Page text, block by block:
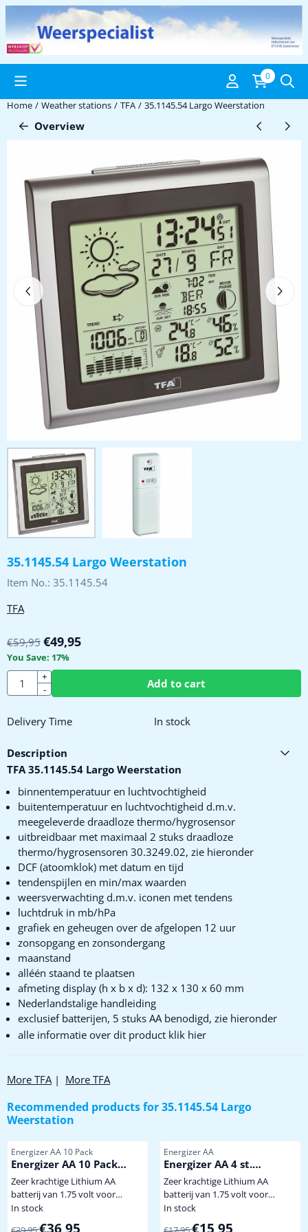
Cookie preferences are available. Choose settings or allow all
0
Home / Weather stations / TFA / 35.1145.54 Largo Weerstation
Overview
35.1145.54 Largo Weerstation
Item No.: 35.1145.54
TFA
€59,95 €49,95
You Save: 17%
Quantity
+
-
Add to cart
Delivery Time In stock
Description
TFA 35.1145.54 Largo Weerstation
binnentemperatuur en luchtvochtigheid
buitentemperatuur en luchtvochtigheid d.m.v.
meegeleverde draadloze thermo/hygrosensor
uitbreidbaar met maximaal 2 stuks draadloze
thermo/hygrosensoren 30.3249.02, zie hieronder
DCF (atoomklok) met datum en tijd
tendenspijlen en min/max waarden
weersverwachting d.m.v. iconen met tendens
luchtdruk in mb/hPa
grafiek en geheugen over de afgelopen 12 uur
zonsopgang en zonsondergang
maanstand
alléén staand te plaatsen
afmeting display (h x b x d): 132 x 130 x 60 mm
Nederlandstalige handleiding
exclusief batterijen, 5 stuks AA benodigd, zie hieronder
alle informatie over dit product klik hier
More TFA | More TFA
Recommended products for35.1145.54 Largo
Weerstation
Item number
Energizer AA 10 Pack
Energizer AA 10 Pack
Extreem krachtige
Winterbestendige
Lithium Batterij
Zeer krachtige Lithium AA
batterij van 1.75 volt voor
gebruik onder extreem zware
In stock
From 39,95 for 36,95
Item number
Energizer AA
Energizer AA 4 st.
Extreem krachtige
Winterbestendige
Lithium Batterij
Zeer krachtige Lithium AA
batterij van 1.75 volt voor
gebruik onder extreem zware
In stock
From 17,95 for 15,95